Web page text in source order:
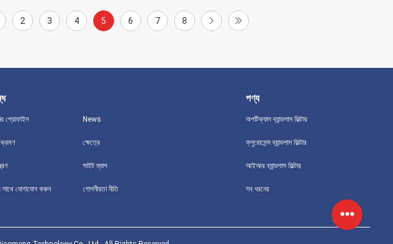
2 3 4 5 6 7 8
প্রোফাইল
ভ্রমণ
সাথে যোগাযোগ করুন
News
ক্ষেত্রে
সাইট ম্যাপ
গোপনীয়তা নীতি
পণ্য
অপটিক্যাল ব্যান্ডপাস ফিল্টার
ফ্লুরোসেন্স ব্যান্ডপাস ফিল্টার
আইআর ব্যান্ডপাস ফিল্টার
সব ধরনের